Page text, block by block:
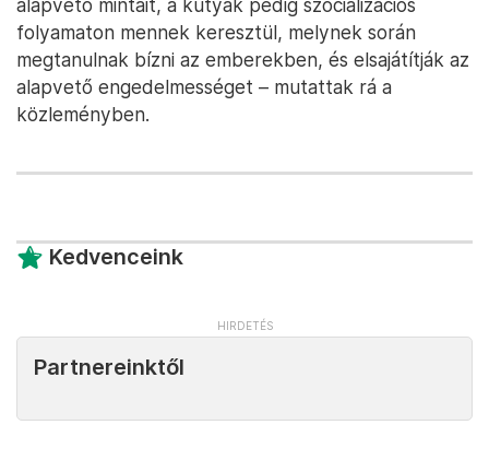
alapvető mintáit, a kutyák pedig szocializációs
folyamaton mennek keresztül, melynek során
megtanulnak bízni az emberekben, és elsajátítják az
alapvető engedelmességet – mutattak rá a
közleményben.
Kedvenceink
Partnereinktől